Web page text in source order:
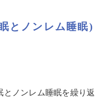
とノンレム睡眠)
とノンレム睡眠を繰り返